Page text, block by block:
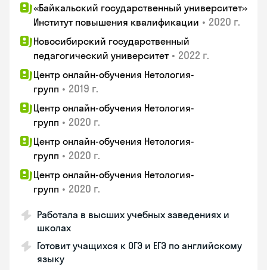
«Байкальский государственный университет»
Институт повышения квалификации • 2020 г.
Новосибирский государственный
педагогический университет • 2022 г.
Центр онлайн-обучения Нетология-
групп • 2019 г.
Центр онлайн-обучения Нетология-
групп • 2020 г.
Центр онлайн-обучения Нетология-
групп • 2020 г.
Центр онлайн-обучения Нетология-
групп • 2020 г.
Работала в высших учебных заведениях и
школах
Готовит учащихся к ОГЭ и ЕГЭ по английскому
языку